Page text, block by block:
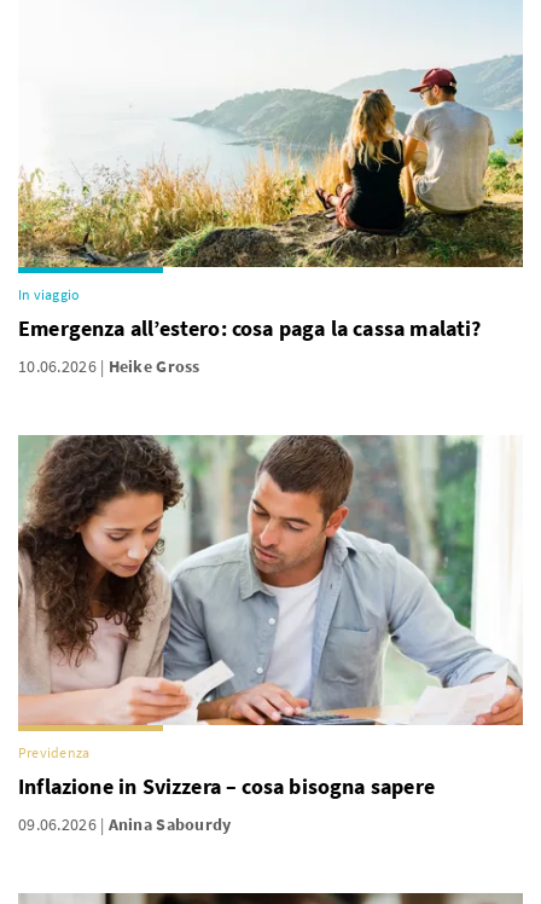
In viaggio
Emergenza all’estero: cosa paga la cassa malati?
10.06.2026 Heike Gross
Previdenza
Inflazione in Svizzera – cosa bisogna sapere
09.06.2026 Anina Sabourdy